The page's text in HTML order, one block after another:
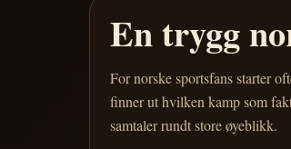
En trygg
For norske sportsfans starter
finner ut hvilken kamp som
samtaler rundt store øyeblikk.